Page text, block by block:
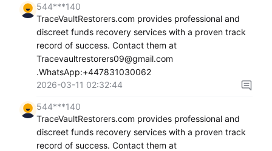
544***140
TraceVaultRestorers.com provides professional and
discreet funds recovery services with a proven track
record of success. Contact them at
Tracevaultrestorers09@gmail.com
.WhatsApp:+447831030062
2026-03-11 02:32:44
544***140
TraceVaultRestorers.com provides professional and
discreet funds recovery services with a proven track
record of success. Contact them at